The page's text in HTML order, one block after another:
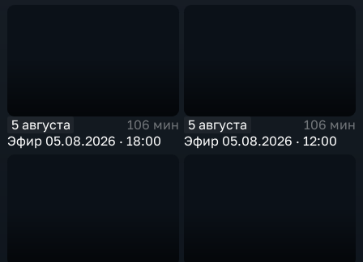
5 августа
106 мин
Эфир 05.08.2026 · 18:00
5 августа
106 мин
Эфир 05.08.2026 · 12:00